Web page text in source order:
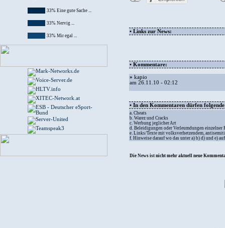
33% Eine gute Sache ...
33% Nervig ...
33% Mir egal ...
• Links zur News:
• Kommentare:
» kapio
am 26.11.10 - 02:12
• In den Kommentaren dürfen
a. Cheats
b. Warez und Cracks
c. Werbung jeglicher Art
d. Beleidigungen oder Verleumdungen einzelner
e. Links/Texte mit volksverhetzendem,
f. Hinweise darauf wo das unter a) b) d) und e)
Die News ist nicht mehr aktuell neue